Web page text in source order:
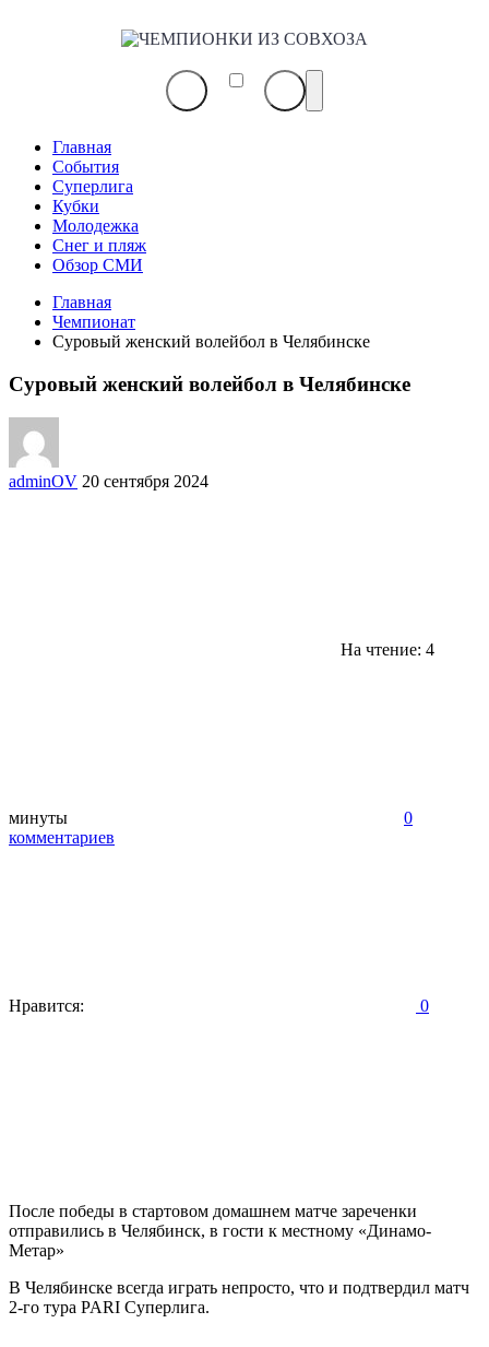
ЧЕМПИОНКИ
СОВХОЗА
Главная
События
Суперлига
Кубки
Молодежка
Снег и пляж
Обзор СМИ
Главная
Чемпионат
Суровый женский волейбол в Челябинске
Суровый женский волейбол в Челябинске
adminOV 20 сентября 2024
На чтение: 4
минуты
0
комментариев
Нравится: 0
После победы в стартовом домашнем матче зареченки
отправились в Челябинск, в гости к местному «Динамо-
Метар»
В Челябинске всегда играть непросто, что и подтвердил матч
2-го тура PARI Суперлига.